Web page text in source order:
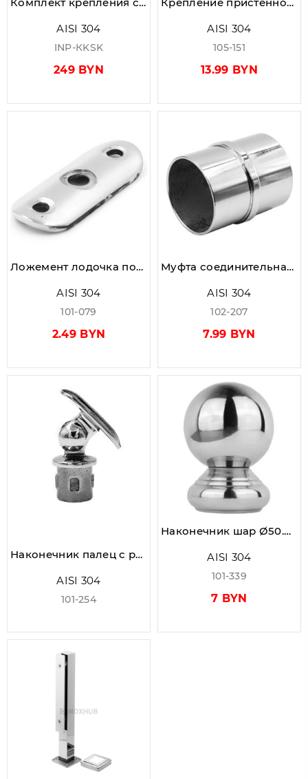
Комплект крепления стеклянного козырька AISI 304
AISI 304
INP-КKSK
249 BYN
Крепление пристенного поручня с ложементом Ø42.4 мм литое, AISI 304, GRIT 600, зеркальный
AISI 304
105-151
13.99 BYN
Ложемент лодочка под трубу Ø42.4 мм, AISI 304, GRIT 600, зеркальный
AISI 304
101-079
2.49 BYN
Муфта соединительная внутренняя Ø42.4×1.5 мм, AISI 304, GRIT 600, зеркальная
AISI 304
102-207
7.99 BYN
Наконечник палец с регулируемым ложементом, литой, под стойку Ø25.4х1.5 мм, полировка 600 GRIT, нержавеющий AISI 304
AISI 304
101-254
Наконечник шар Ø50.8 полированный, AISI 304, GRIT 600
AISI 304
101-339
7 BYN